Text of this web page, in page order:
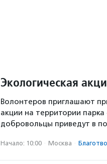
Экологическая
Волонтеров приглашают
акции на территории
добровольцы приведут в
Начало: 10:00 · Москва ·